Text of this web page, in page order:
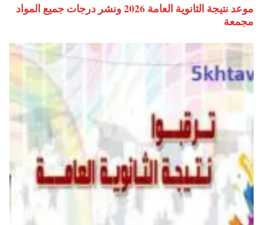
موعد نتيجة الثانوية العامة 2026 ونشر درجات جميع المواد
مجمعة